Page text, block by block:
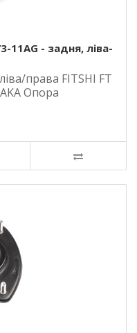
11AG - задня, ліва-
права FITSHI FT
Опора